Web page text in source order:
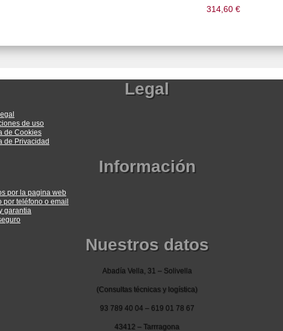
314,60 €
Legal
de uso
de Cookies
de Privacidad
Información
por la pagina web
por teléfono o email
garantia
Nuestros datos
Abadía Vella, 31 – Solivella
(Consultas técnicas y logística)
93 789 40 04 – 619 01 78 67
43412 – Tarrragona